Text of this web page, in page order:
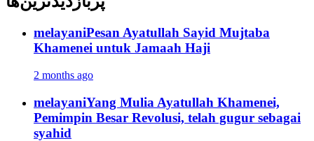
melayaniPesan Ayatullah Sayid Mujtaba
Khamenei untuk Jamaah Haji
2 months ago
melayaniYang Mulia Ayatullah Khamenei,
Pemimpin Besar Revolusi, telah gugur sebagai
syahid